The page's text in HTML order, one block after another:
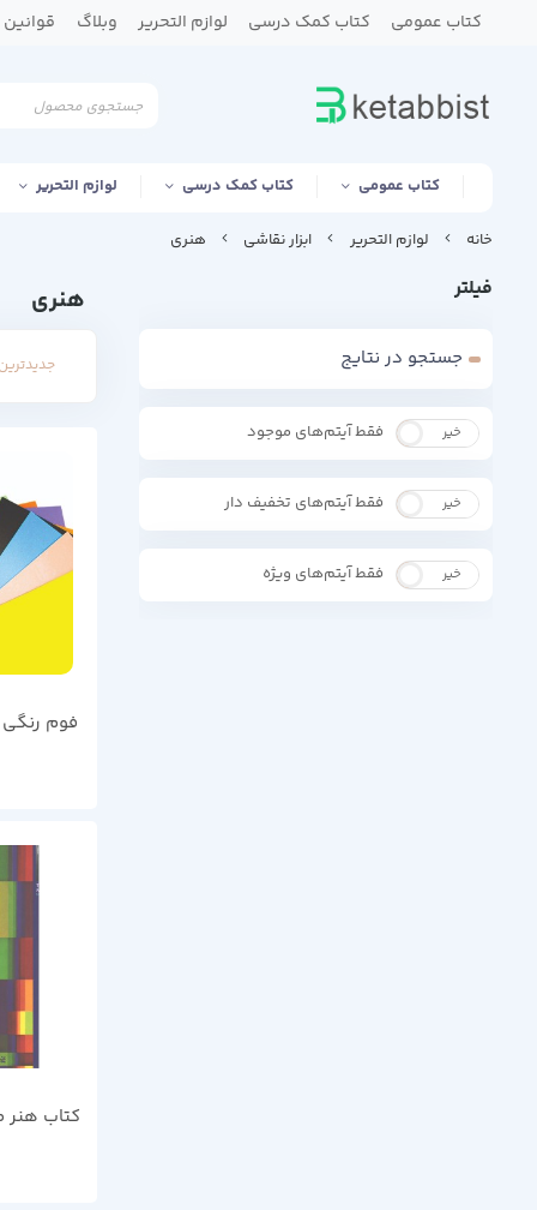
کتاب عمومی کتاب کمک درسی لوازم التحریر وبلاگ
کتاب عمومی کتاب کمک درسی لوازم التحریر
خانه لوازم التحریر ابزار نقاشی هنری
فیلتر
جستجو در نتایج
بله خیر فقط آیتم‌های موجود
بله خیر فقط آیتم‌های تخفیف دار
بله خیر فقط آیتم‌های ویژه
هنری
فوم رنگی 10عددی رنگین
کتاب هنر